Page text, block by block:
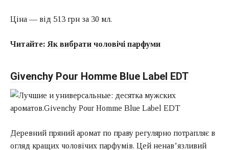
Ціна — від 513 грн за 30 мл.
Читайте: Як вибрати чоловічі парфуми
Givenchy Pour Homme Blue Label EDT
Деревний пряний аромат по праву регулярно потрапляє в
огляд кращих чоловічих парфумів. Цей ненав’язливий